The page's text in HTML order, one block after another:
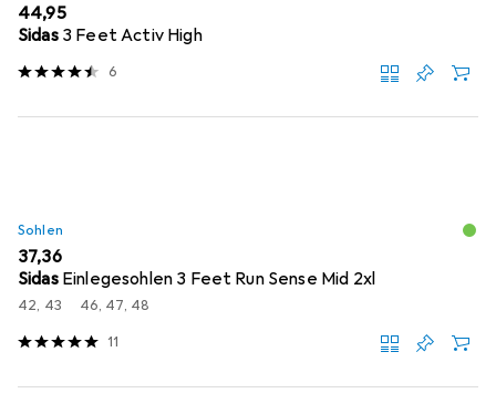
EUR
44,95
Sidas 3 Feet Activ High
6
Sohlen
EUR
37,36
Sidas Einlegesohlen 3 Feet Run Sense Mid 2xl
42, 43 46, 47, 48
11